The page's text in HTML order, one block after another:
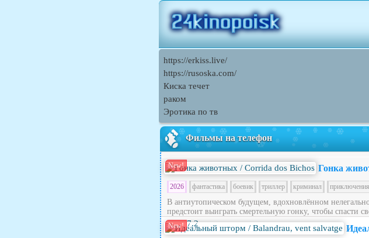
https://erkiss.live/
https://rusoska.com/
Киска течет
раком
Эротика по тв
Фильмы на телефон
New! Гонка
2026 фантастика боевик триллер криминал приключения
В антиутопическом будущем, вдохновлённом
предстоит выиграть смертельную гонку, чтобы спасти
New! 7.2